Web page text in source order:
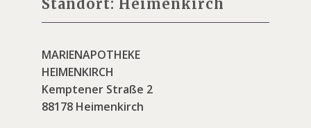
Standort: Heimenkirch
MARIENAPOTHEKE
HEIMENKIRCH
Kemptener Straße 2
88178 Heimenkirch